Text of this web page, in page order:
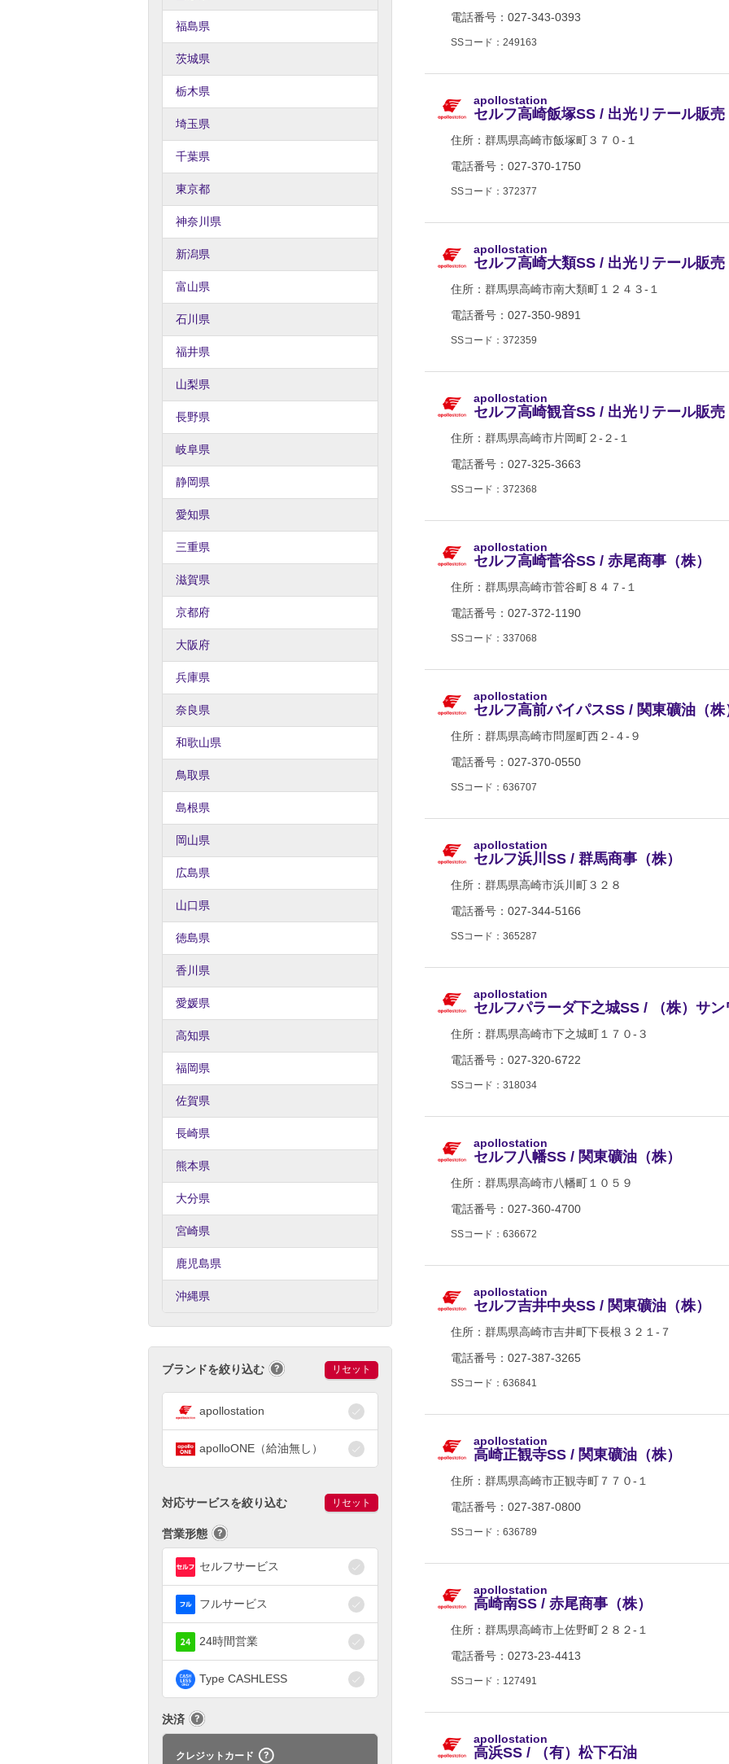
福島県
茨城県
栃木県
埼玉県
千葉県
東京都
神奈川県
新潟県
富山県
石川県
福井県
山梨県
長野県
岐阜県
静岡県
愛知県
三重県
滋賀県
京都府
大阪府
兵庫県
奈良県
和歌山県
鳥取県
島根県
岡山県
広島県
山口県
徳島県
香川県
愛媛県
高知県
福岡県
佐賀県
長崎県
熊本県
大分県
宮崎県
鹿児島県
沖縄県
ブランドを絞り込む リセット
apollostation
apolloONE（給油無し）
対応サービスを絞り込む リセット
営業形態
セルフサービス
フルサービス
24時間営業
Type CASHLESS
決済
クレジットカード
電話番号：027-343-0393
SSコード：249163
apollostation
セルフ高崎飯塚SS / 出光リテール販
住所： 群馬県高崎市飯塚町３７０-１
電話番号：027-370-1750
SSコード：372377
apollostation
セルフ高崎大類SS / 出光リテール販
住所： 群馬県高崎市南大類町１２４３-１
電話番号：027-350-9891
SSコード：372359
apollostation
セルフ高崎観音SS / 出光リテール販
住所： 群馬県高崎市片岡町２-２-１
電話番号：027-325-3663
SSコード：372368
apollostation
セルフ高崎菅谷SS / 赤尾商事（株）
住所： 群馬県高崎市菅谷町８４７-１
電話番号：027-372-1190
SSコード：337068
apollostation
セルフ高前バイパスSS / 関東礦油（株
住所： 群馬県高崎市問屋町西２-４-９
電話番号：027-370-0550
SSコード：636707
apollostation
セルフ浜川SS / 群馬商事（株）
住所： 群馬県高崎市浜川町３２８
電話番号：027-344-5166
SSコード：365287
apollostation
セルフパラーダ下之城SS / （株）サン
住所： 群馬県高崎市下之城町１７０-３
電話番号：027-320-6722
SSコード：318034
apollostation
セルフ八幡SS / 関東礦油（株）
住所： 群馬県高崎市八幡町１０５９
電話番号：027-360-4700
SSコード：636672
apollostation
セルフ吉井中央SS / 関東礦油（株）
住所： 群馬県高崎市吉井町下長根３２１-７
電話番号：027-387-3265
SSコード：636841
apollostation
高崎正観寺SS / 関東礦油（株）
住所： 群馬県高崎市正観寺町７７０-１
電話番号：027-387-0800
SSコード：636789
apollostation
高崎南SS / 赤尾商事（株）
住所： 群馬県高崎市上佐野町２８２-１
電話番号：0273-23-4413
SSコード：127491
apollostation
高浜SS / （有）松下石油